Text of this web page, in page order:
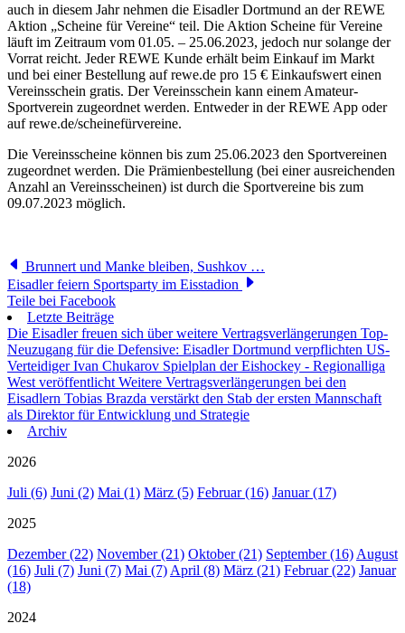
auch in diesem Jahr nehmen die Eisadler Dortmund an der REWE
Aktion „Scheine für Vereine“ teil. Die Aktion Scheine für Vereine
läuft im Zeitraum vom 01.05. – 25.06.2023, jedoch nur solange der
Vorrat reicht. Jeder REWE Kunde erhält beim Einkauf im Markt
und bei einer Bestellung auf rewe.de pro 15 € Einkaufswert einen
Vereinsschein gratis. Der Vereinsschein kann einem Amateur-
Sportverein zugeordnet werden. Entweder in der REWE App oder
auf rewe.de/scheinefürvereine.
Die Vereinsscheine können bis zum 25.06.2023 den Sportvereinen
zugeordnet werden. Die Prämienbestellung (bei einer ausreichenden
Anzahl an Vereinsscheinen) ist durch die Sportvereine bis zum
09.07.2023 möglich.
Brunnert und Manke bleiben, Sushkov …
Eisadler feiern Sportsparty im Eisstadion
Teile bei Facebook
Letzte Beiträge
Die Eisadler freuen sich über weitere Vertragsverlängerungen Top-
Neuzugang für die Defensive: Eisadler Dortmund verpflichten US-
Verteidiger Ivan Chukarov Spielplan der Eishockey - Regionalliga
West veröffentlicht Weitere Vertragsverlängerungen bei den
Eisadlern Tobias Brazda verstärkt den Stab der ersten Mannschaft
als Direktor für Entwicklung und Strategie
Archiv
2026
Juli (6) Juni (2) Mai (1) März (5) Februar (16) Januar (17)
2025
Dezember (22) November (21) Oktober (21) September (16) August
(16) Juli (7) Juni (7) Mai (7) April (8) März (21) Februar (22) Januar
(18)
2024